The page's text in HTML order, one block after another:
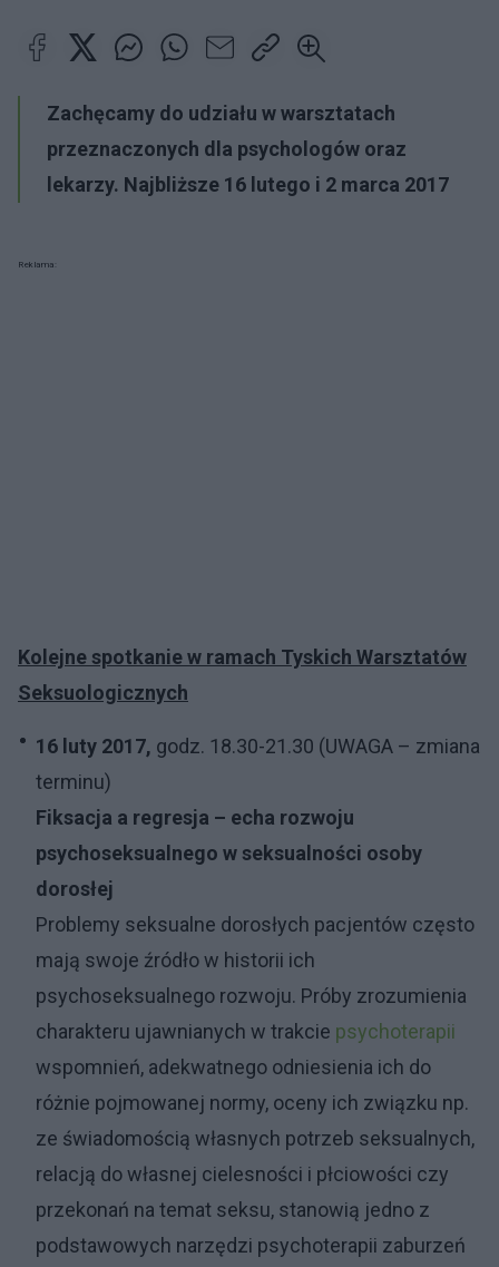
Zachęcamy do udziału w warsztatach
przeznaczonych dla psychologów oraz
lekarzy. Najbliższe 16 lutego i 2 marca 2017
Reklama:
Kolejne spotkanie w ramach Tyskich Warsztatów
Seksuologicznych
16 luty 2017, godz. 18.30-21.30 (UWAGA – zmiana
terminu)
Fiksacja a regresja – echa rozwoju
psychoseksualnego w seksualności osoby
dorosłej
Problemy seksualne dorosłych pacjentów często
mają swoje źródło w historii ich
psychoseksualnego rozwoju. Próby zrozumienia
charakteru ujawnianych w trakcie psychoterapii
wspomnień, adekwatnego odniesienia ich do
różnie pojmowanej normy, oceny ich związku np.
ze świadomością własnych potrzeb seksualnych,
relacją do własnej cielesności i płciowości czy
przekonań na temat seksu, stanowią jedno z
podstawowych narzędzi psychoterapii zaburzeń